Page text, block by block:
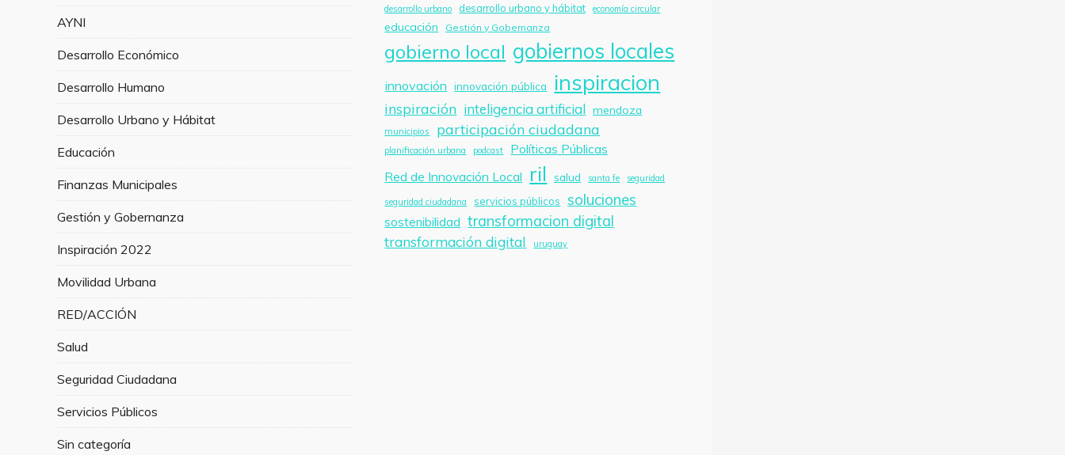
AYNI
Desarrollo Económico
Desarrollo Humano
Desarrollo Urbano y Hábitat
Educación
Finanzas Municipales
Gestión y Gobernanza
Inspiración 2022
Movilidad Urbana
RED/ACCIÓN
Salud
Seguridad Ciudadana
Servicios Públicos
Sin categoría
desarrollo urbano desarrollo urbano y hábitat economía circular
educación Gestión y Gobernanza
gobierno local gobiernos locales
innovación innovación pública inspiracion
inspiración inteligencia artificial mendoza
municipios participación ciudadana
planificación urbana podcast
Políticas Públicas
Red de Innovación Local ril salud santa fe seguridad
seguridad ciudadana servicios públicos soluciones
sostenibilidad transformacion digital
transformación digital uruguay